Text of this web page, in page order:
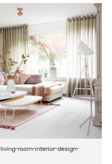
room-interior-design-